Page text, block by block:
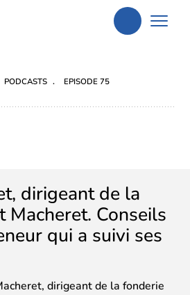
Aller
PODCASTS EPISODE 75
dirigeant de la
Conseils
qui a suivi ses
dirigeant de la fonderie